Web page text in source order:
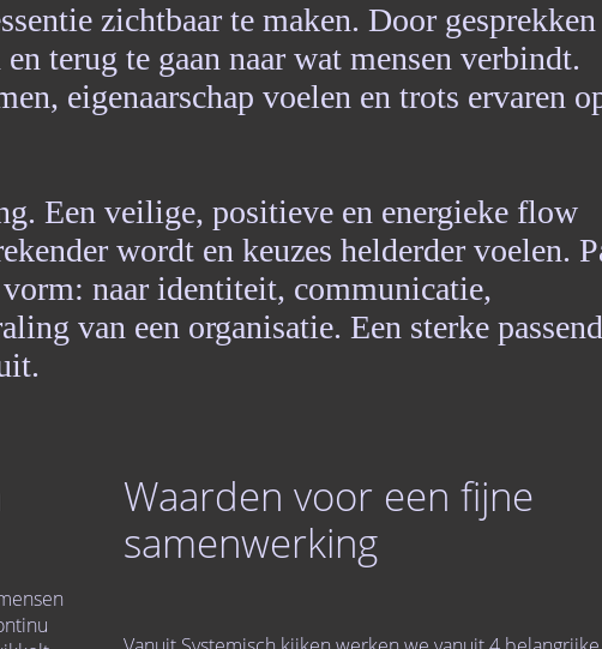
zichtbaar te maken. Door
terug te gaan naar wat mensen verbindt.
eigenaarschap voelen en trots ervaren
Een veilige, positieve en energieke flow
wordt en keuzes helderder voelen.
naar identiteit, communicatie,
van een organisatie. Een sterke
Waarden voor een fijne
samenwerking